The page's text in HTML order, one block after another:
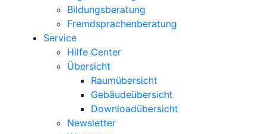
Bildungsberatung
Fremdsprachenberatung
Service
Hilfe Center
Übersicht
Raumübersicht
Gebäudeübersicht
Downloadübersicht
Newsletter